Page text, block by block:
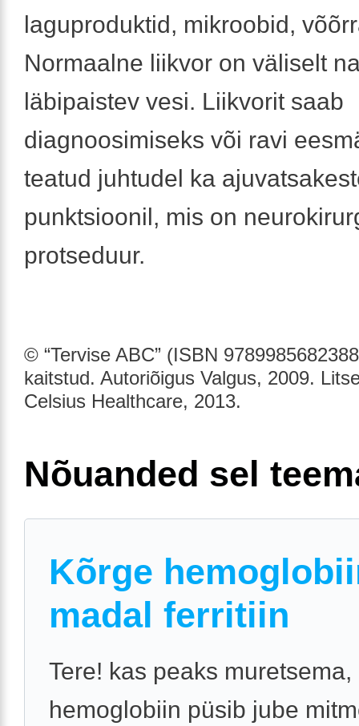
laguproduktid, mikroobid,
Normaalne liikvor on väliselt
läbipaistev vesi. Liikvorit saab
diagnoosimiseks või ravi
teatud juhtudel ka
punktsioonil, mis on
protseduur.
© “Tervise ABC” (ISBN
kaitstud. Autoriõigus Valgus, 2009.
Celsius Healthcare, 2013.
Nõuanded sel
Kõrge
madal ferritiin
Tere! kas peaks muretsema,
hemoglobiin püsib jube